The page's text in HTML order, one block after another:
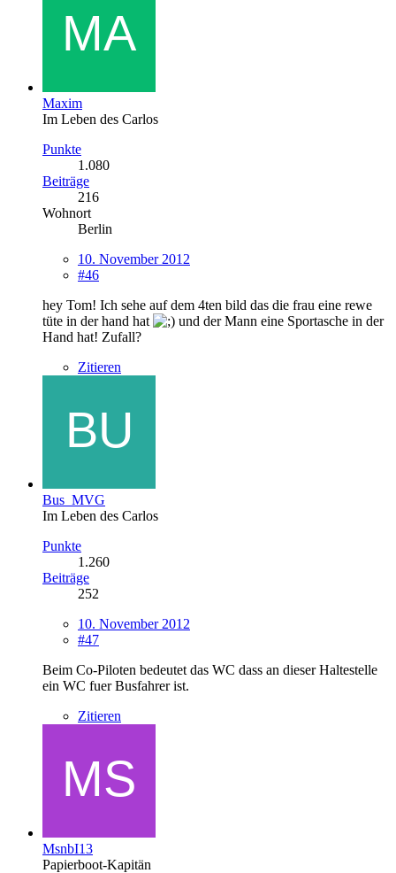
Maxim
Im Leben des Carlos
Punkte
1.080
Beiträge
216
Wohnort
Berlin
10. November 2012
#46
hey Tom! Ich sehe auf dem 4ten bild das die frau eine rewe
tüte in der hand hat
und der Mann eine Sportasche in der
Hand hat! Zufall?
Zitieren
Bus_MVG
Im Leben des Carlos
Punkte
1.260
Beiträge
252
10. November 2012
#47
Beim Co-Piloten bedeutet das WC dass an dieser Haltestelle
ein WC fuer Busfahrer ist.
Zitieren
MsnbI13
Papierboot-Kapitän